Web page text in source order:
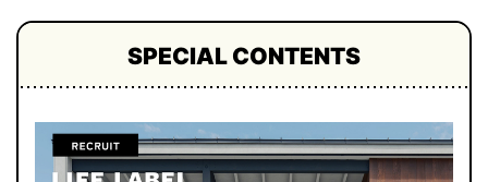
SPECIAL CONTENTS